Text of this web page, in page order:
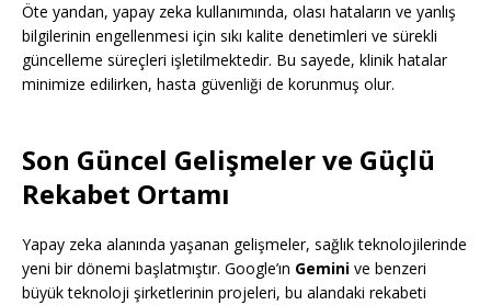
Öte yandan, yapay zeka kullanımında, olası hataların ve yanlış
bilgilerinin engellenmesi için sıkı kalite denetimleri ve sürekli
güncelleme süreçleri işletilmektedir. Bu sayede, klinik hatalar
minimize edilirken, hasta güvenliği de korunmuş olur.
Son Güncel Gelişmeler ve Güçlü
Rekabet Ortamı
Yapay zeka alanında yaşanan gelişmeler, sağlık teknolojilerinde
yeni bir dönemi başlatmıştır. Google’ın Gemini ve benzeri
büyük teknoloji şirketlerinin projeleri, bu alandaki rekabeti